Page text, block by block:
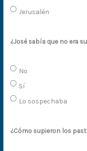
Jerusalén
¿José sabía que no era
No
Sí
Lo sospechaba
¿Cómo supieron los